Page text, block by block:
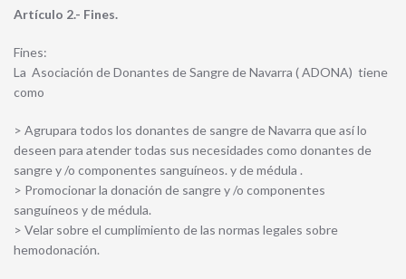
Artículo 2.- Fines.
Fines:
La Asociación de Donantes de Sangre de Navarra ( ADONA) tiene
como
> Agrupara todos los donantes de sangre de Navarra que así lo
deseen para atender todas sus necesidades como donantes de
sangre y /o componentes sanguíneos. y de médula .
> Promocionar la donación de sangre y /o componentes
sanguíneos y de médula.
> Velar sobre el cumplimiento de las normas legales sobre
hemodonación.